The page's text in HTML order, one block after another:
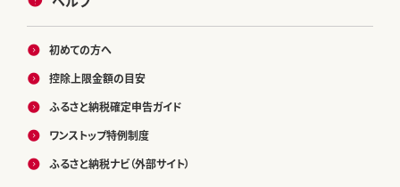
初めての方へ
控除上限金額の目安
ふるさと納税確定申告ガイド
ワンストップ特例制度
ふるさと納税ナビ（外部サイト）